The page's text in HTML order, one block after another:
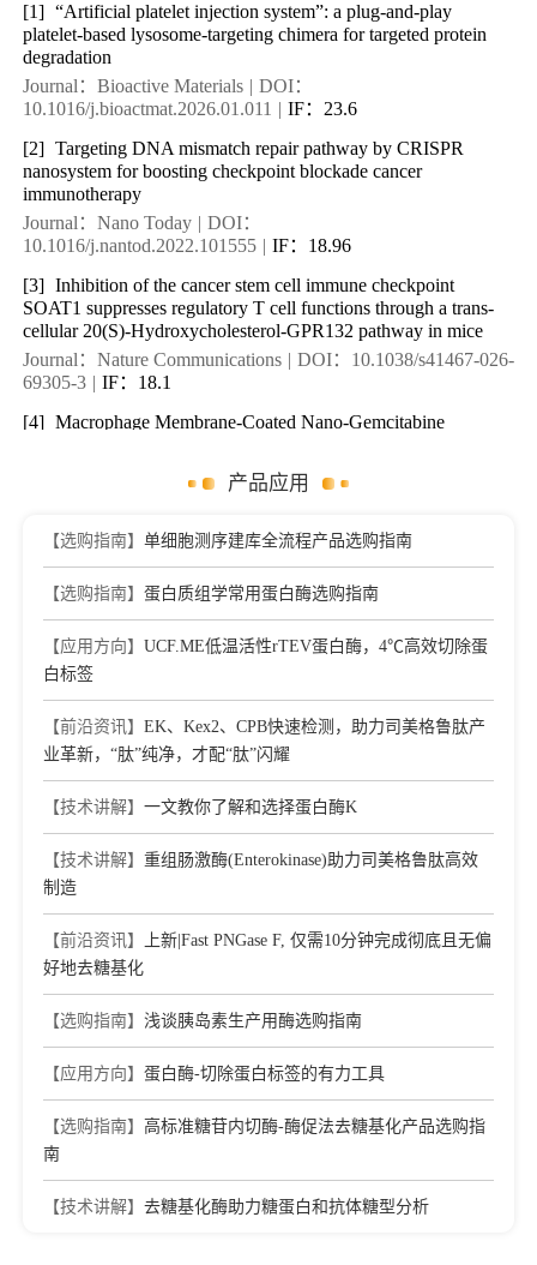
[1] “Artificial platelet injection system”: a plug-and-play
platelet-based lysosome-targeting chimera for targeted protein
degradation
Journal：Bioactive Materials | DOI：
10.1016/j.bioactmat.2026.01.011 | IF：23.6
[2] Targeting DNA mismatch repair pathway by CRISPR
nanosystem for boosting checkpoint blockade cancer
immunotherapy
Journal：Nano Today | DOI：
10.1016/j.nantod.2022.101555 | IF：18.96
[3] Inhibition of the cancer stem cell immune checkpoint
SOAT1 suppresses regulatory T cell functions through a trans-
cellular 20(S)-Hydroxycholesterol-GPR132 pathway in mice
Journal：Nature Communications | DOI：10.1038/s41467-026-
69305-3 | IF：18.1
[4] Macrophage Membrane-Coated Nano-Gemcitabine
Restore the Tumoricidal Function
DOI：10.1021/acsnano.2c07861
Tumor Cell Cycle Arrest to Boost Tumor Photoimmunotherapy
Tuning Bacterial Morphology to Enhance Anticancer
Vaccination
Journal：ACS Nano
| DOI：10.1021/acsnano.3c02373 | IF：
17.1
[7] Near-Infrared Triggered Cascade of Antitumor Immune
Responses Based on the Integrated Core–Shell Nanoparticle
Journal：ADVANCED FUNCTIONAL
MATERIALS
DOI：10.1002/adfm.202000335 | IF：16.84
Oxygen-Delivering Polyfluorocarbon Nanovehicles
Mediated Antitumor Immunity
Journal：ACS Nano
15.88
potentiates radiotherapy-mediated modulation of tumor stroma
and antitumor immunity
10.1016/j.biomaterials.2022.121855 | IF：15.3
personalized cancer immunotherapy
产品应用
【选购指南】 单细胞测序建库全流程产品选购指南
【选购指南】 蛋白质组学常用蛋白酶选购指南
【应用方向】 UCF.ME低温活性rTEV蛋白酶，4℃高效切除蛋
白标签
【前沿资讯】 EK、Kex2、CPB快速检测，助力司美格鲁肽产
业革新，“肽”纯净，才配“肽”闪耀
【技术讲解】 一文教你了解和选择蛋白酶K
【技术讲解】 重组肠激酶(Enterokinase)助力司美格鲁肽高效
制造
【前沿资讯】
上新|Fast PNGase F, 仅需10分钟完成彻底且无偏
好地去糖基化
【选购指南】 浅谈胰岛素生产用酶选购指南
【应用方向】 蛋白酶-切除蛋白标签的有力工具
【选购指南】 高标准糖苷内切酶-酶促法去糖基化产品选购指
南
【技术讲解】 去糖基化酶助力糖蛋白和抗体糖型分析